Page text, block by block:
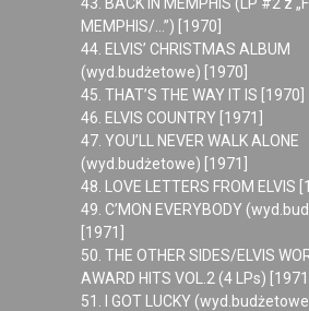
MEMPHIS/…”) [1970]
44. ELVIS’ CHRISTMAS ALBUM
(wyd.budżetowe) [1970]
45. THAT’S THE WAY IT IS [1970]
46. ELVIS COUNTRY [1971]
47. YOU’LL NEVER WALK ALONE
(wyd.budżetowe) [1971]
48. LOVE LETTERS FROM ELVIS
49. C’MON EVERYBODY
[1971]
50. THE OTHER SIDES/ELVIS
AWARD HITS VOL.2 (4 LPs) [1971]
51. I GOT LUCKY